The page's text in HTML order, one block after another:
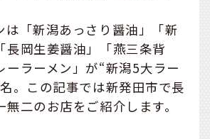
は「新潟あっさり醤油」「新
長岡生姜醤油」「燕三条背
ーラーメン」が“新潟5大ラー
。この記事では新発田市で長
二のお店をご紹介します。